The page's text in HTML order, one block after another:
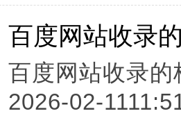
百度网站收录
百度网站收录
2026-02-